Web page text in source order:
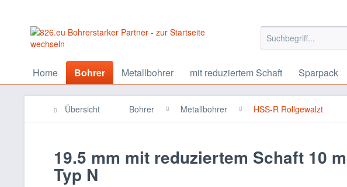
Home Bohrer Metallbohrer mit reduziertem Schaft Sparpack
Übersicht Bohrer Metallbohrer HSS-R Rollgewalzt
19.5 mm mit reduziertem Schaft 10
Typ N